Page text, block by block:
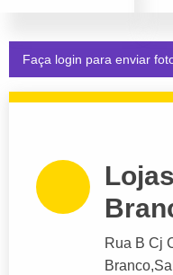
Faça login para enviar
Rua B Cj
Branco,